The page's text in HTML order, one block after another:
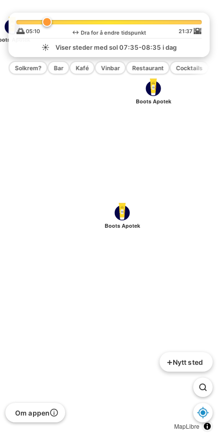
Boots Apotek
Boots Apotek
Apotek
MapLibre
+Nytt sted
🌅 05:10 ↔️ Dra for å endre tidspunkt 21:37 🌇
☀️
Viser steder med sol07:35-08:35 i dag
Solkrem? Bar Kafé Vinbar Restaurant Cocktails
Om appen